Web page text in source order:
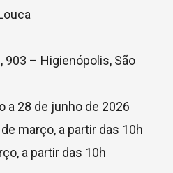
903 – Higienópolis, São
a 28 de junho de 2026
março, a partir das 10h
a partir das 10h